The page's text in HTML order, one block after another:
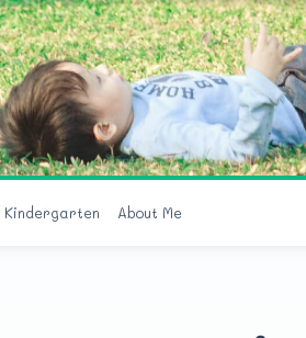
Kindergarten About Me